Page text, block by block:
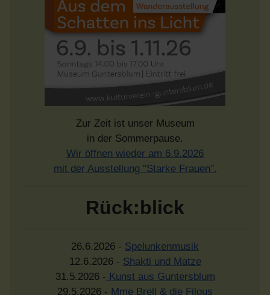
Zur Zeit ist unser Museum
in der Sommerpause.
Wir öffnen wieder am 6.9.2026
mit der Ausstellung "Starke Frauen".
Rück:blick
26.6.2026 - Spelunkenmusik
12.6.2026 - Shakti und Matze
31.5.2026 - Kunst aus Guntersblum
29.5.2026 - Mme Brell & die Filous